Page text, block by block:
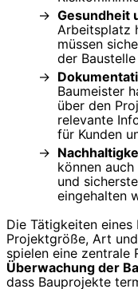
Gesundheit
Arbeitsplatz
müssen
der
Baumeister
über den
relevante
für Kunden
können
und
eingehalten
Die Tätigkeiten eines
Projektgröße, Art
spielen eine zentrale
Überwachung der
dass Bauprojekte